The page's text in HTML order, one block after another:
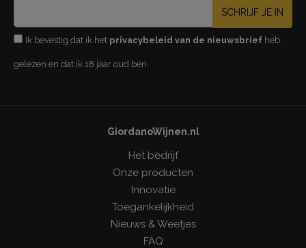
SCHRIJF JE IN
Ik bevestig dat ik het privacybeleid van de nieuwsbrief heb
gelezen en dat ik 18 jaar oud ben.
GiordanoWijnen.nl
Het bedrijf
Onze producten
Innovatie
Toegankelijkheid
Nieuws & Weetjes
FAQ